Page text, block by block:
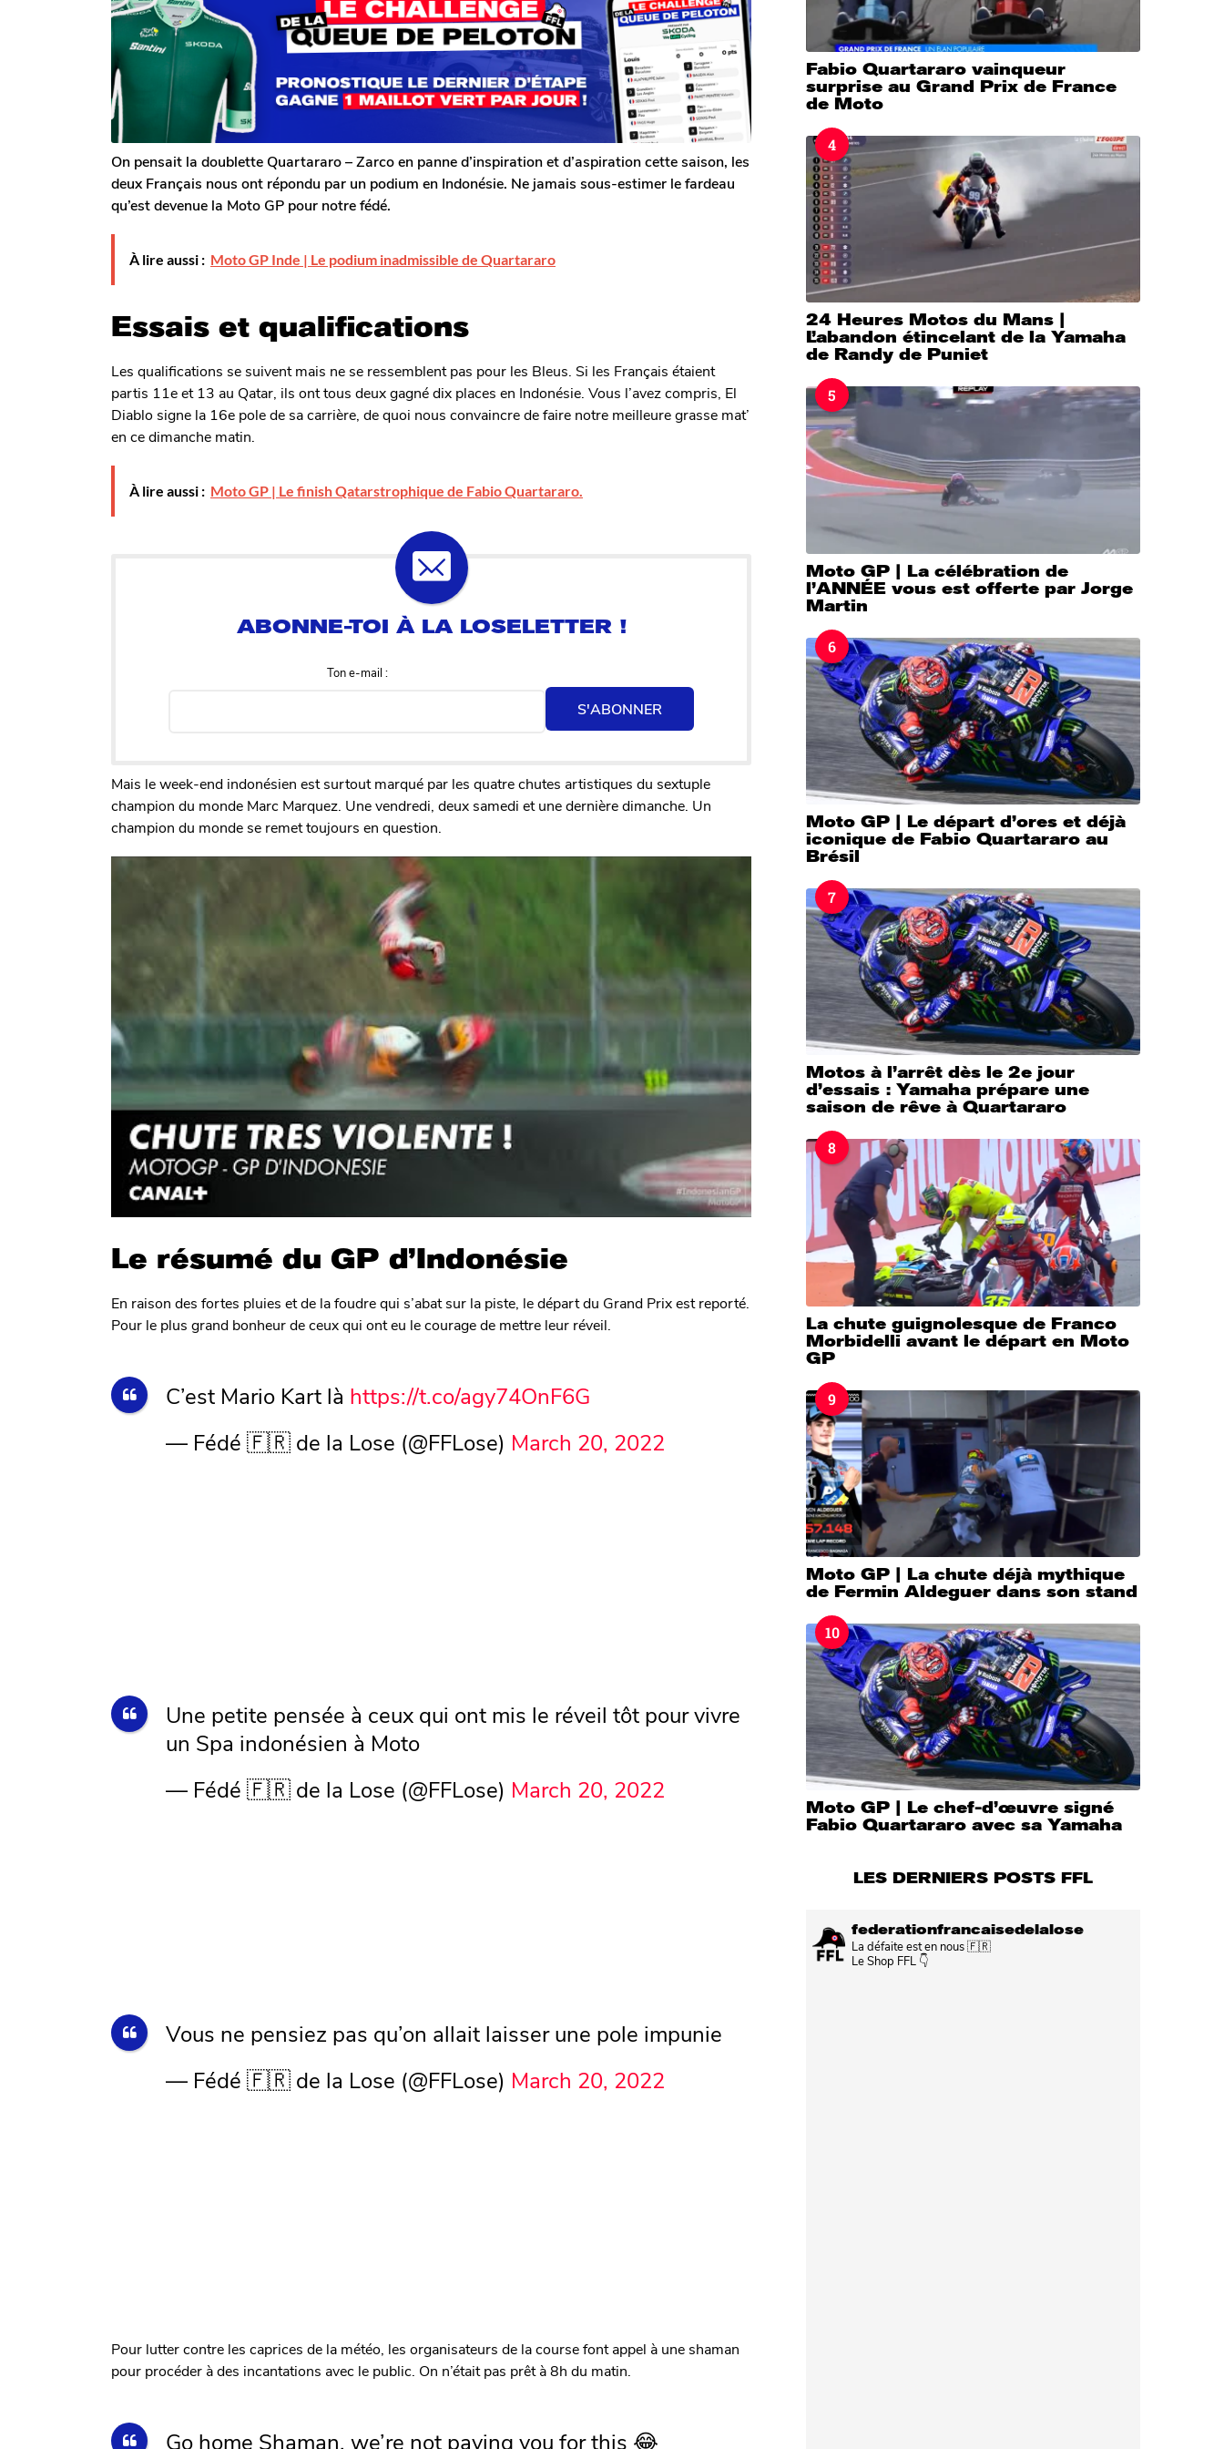
s
a
g
o
o
m
G
a
l
e
r
o
n
a
o
On pensait la doublette Quartararo – Zarco en panne d’inspiration et d’aspiration cette saison, les
deux Français nous ont répondu par un podium en Indonésie. Ne jamais sous-estimer le fardeau
qu’est devenue la Moto GP pour notre fédé.
À lire aussi : Moto GP Inde | Le podium inadmissible de Quartararo
Essais et qualifications
Les qualifications se suivent mais ne se ressemblent pas pour les Bleus. Si les Français étaient
partis 11e et 13 au Qatar, ils ont tous deux gagné dix places en Indonésie. Vous l’avez compris, El
Diablo signe la 16e pole de sa carrière, de quoi nous convaincre de faire notre meilleure grasse mat’
en ce dimanche matin.
À lire aussi : Moto GP | Le finish Qatarstrophique de Fabio Quartararo.
Ton e-mail :
S'ABONNER
Mais le week-end indonésien est surtout marqué par les quatre chutes artistiques du sextuple
champion du monde Marc Marquez. Une vendredi, deux samedi et une dernière dimanche. Un
champion du monde se remet toujours en question.
Le résumé du GP d’Indonésie
En raison des fortes pluies et de la foudre qui s’abat sur la piste, le départ du Grand Prix est reporté.
Pour le plus grand bonheur de ceux qui ont eu le courage de mettre leur réveil.
C’est Mario Kart là https://t.co/agy74OnF6G
— Fédé 🇫🇷 de la Lose (@FFLose) March 20, 2022
Une petite pensée à ceux qui ont mis le réveil tôt pour vivre
un Spa indonésien à Moto
— Fédé 🇫🇷 de la Lose (@FFLose) March 20, 2022
Vous ne pensiez pas qu’on allait laisser une pole impunie
— Fédé 🇫🇷 de la Lose (@FFLose) March 20, 2022
Pour lutter contre les caprices de la météo, les organisateurs de la course font appel à une shaman
pour procéder à des incantations avec le public. On n’était pas prêt à 8h du matin.
Go home Shaman, we’re not paying you for this 😂
Fabio Quartararo vainqueur
surprise au Grand Prix de France
de Moto
4
24 Heures Motos du Mans |
L’abandon étincelant de la Yamaha
de Randy de Puniet
5
Moto GP | La célébration de
l’ANNÉE vous est offerte par Jorge
Martin
6
Moto GP | Le départ d’ores et déjà
iconique de Fabio Quartararo au
Brésil
7
Motos à l’arrêt dès le 2e jour
d’essais : Yamaha prépare une
saison de rêve à Quartararo
8
La chute guignolesque de Franco
Morbidelli avant le départ en Moto
GP
9
Moto GP | La chute déjà mythique
de Fermin Aldeguer dans son stand
10
Moto GP | Le chef-d’œuvre signé
Fabio Quartararo avec sa Yamaha
LES DERNIERS POSTS FFL
federationfrancaisedelalose
La défaite est en nous 🇫🇷
Le Shop FFL 👇